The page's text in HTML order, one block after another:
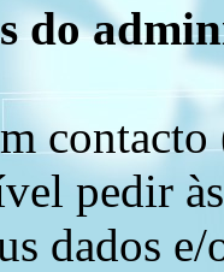
do
pedir
dados